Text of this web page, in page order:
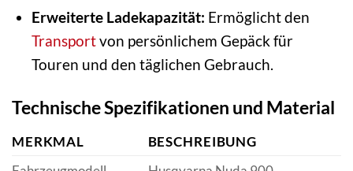
Erweiterte Ladekapazität: Ermöglicht den
Transportvon persönlichem Gepäck für
Touren und den täglichen Gebrauch.
Technische Spezifikationen und Material
MERKMAL
BESCHREIBUNG